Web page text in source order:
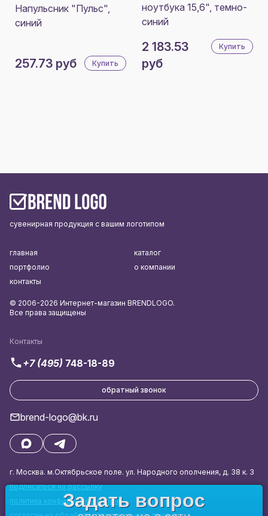
Напульсник "Пульс",
синий
257.73 руб Купить
ноутбука 15,6", темно-
синий
2 183.53
руб
Купить
сувенирная продукция с вашим логотипом
Контакты
+7 (495) 748-18-89
обратный звонок
brend-logo@bk.ru
г. Москва. м.Октябрьское поле. ул. Народного ополчения, д. 38 к. 3
подписаться на рассылку
политика конфиденциальности
главная
каталог
портфолио
о компании
контакты
© 2006-2026 Интернет-магазин BRENDLOGO.
Все права защищены
Задать вопрос